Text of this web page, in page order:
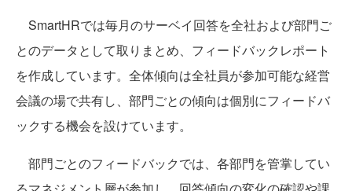
SmartHRでは毎月のサーベイ回答を全社および部門ご
とのデータとして取りまとめ、フィードバックレポート
を作成しています。全体傾向は全社員が参加可能な経営
会議の場で共有し、部門ごとの傾向は個別にフィードバ
ックする機会を設けています。
部門ごとのフィードバックでは、各部門を管掌してい